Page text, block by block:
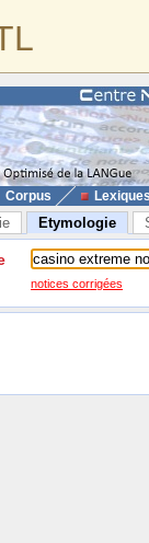
Corpus
Etymologie
notices corrigées